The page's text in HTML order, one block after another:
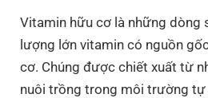
Vitamin hữu cơ là những dòng
lượng lớn vitamin có nguồn
cơ. Chúng được chiết xuất từ
nuôi trồng trong môi trường tự